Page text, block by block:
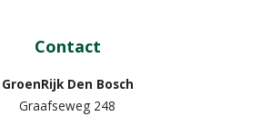
Contact
GroenRijk Den Bosch
Graafseweg 248